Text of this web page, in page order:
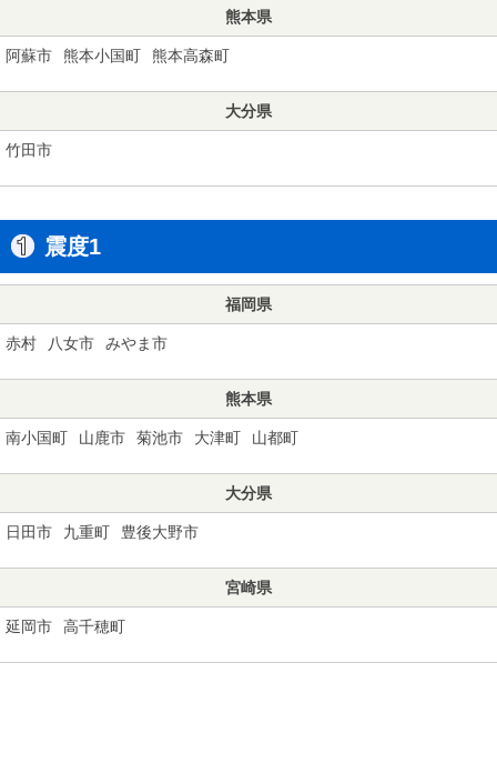
熊本県
阿蘇市 熊本小国町 熊本高森町
大分県
竹田市
震度1
福岡県
赤村 八女市 みやま市
熊本県
南小国町 山鹿市 菊池市 大津町 山都町
大分県
日田市 九重町 豊後大野市
宮崎県
延岡市 高千穂町